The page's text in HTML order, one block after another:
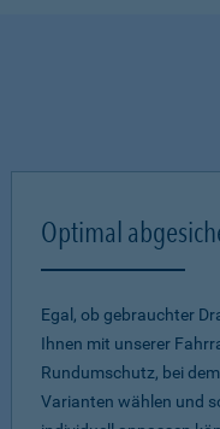
Optimal
Egal, ob gebrauchter
Ihnen mit unserer
Rundumschutz, bei
Varianten wählen und